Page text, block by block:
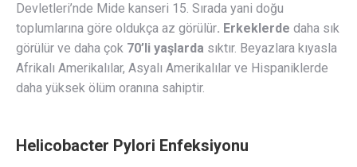
Devletleri’nde Mide kanseri 15. Sırada yani doğu
toplumlarına göre oldukça az görülür. Erkeklerde daha sık
görülür ve daha çok 70’li yaşlarda sıktır. Beyazlara kıyasla
Afrikalı Amerikalılar, Asyalı Amerikalılar ve Hispaniklerde
daha yüksek ölüm oranına sahiptir.
Helicobacter Pylori Enfeksiyonu